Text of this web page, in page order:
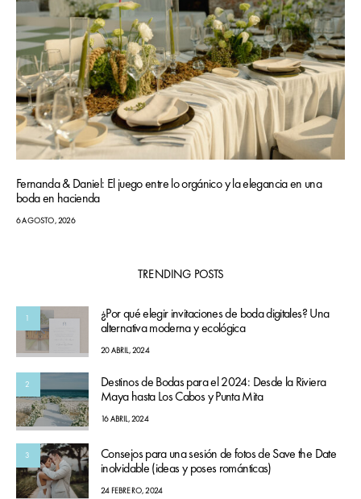
Fernanda & Daniel: El juego entre lo orgánico y la elegancia en una
boda en hacienda
6 AGOSTO, 2026
TRENDING POSTS
1
¿Por qué elegir invitaciones de boda digitales? Una
alternativa moderna y ecológica
20 ABRIL, 2024
2
Destinos de Bodas para el 2024: Desde la Riviera
Maya hasta Los Cabos y Punta Mita
16 ABRIL, 2024
3
Consejos para una sesión de fotos de Save the Date
inolvidable (ideas y poses románticas)
24 FEBRERO, 2024